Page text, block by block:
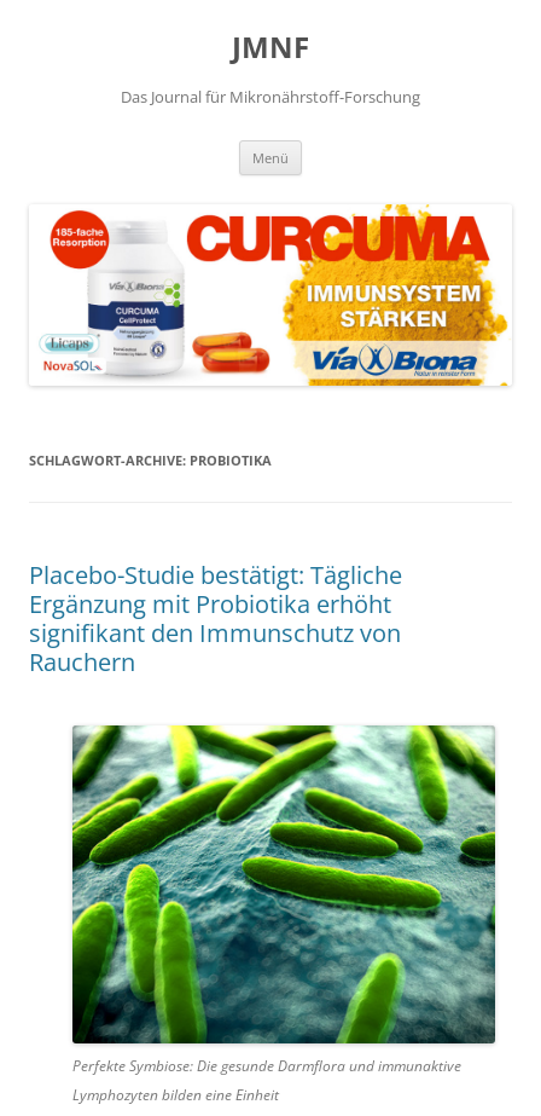
JMNF
Das Journal für Mikronährstoff-Forschung
Menü
SCHLAGWORT-ARCHIVE: PROBIOTIKA
Placebo-Studie bestätigt: Tägliche
Ergänzung mit Probiotika erhöht
signifikant den Immunschutz von
Rauchern
Perfekte Symbiose: Die gesunde Darmflora und immunaktive
Lymphozyten bilden eine Einheit